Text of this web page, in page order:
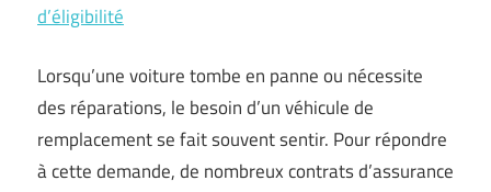
d’éligibilité
Lorsqu’une voiture tombe en panne ou nécessite
des réparations, le besoin d’un véhicule de
remplacement se fait souvent sentir. Pour répondre
à cette demande, de nombreux contrats d’assurance